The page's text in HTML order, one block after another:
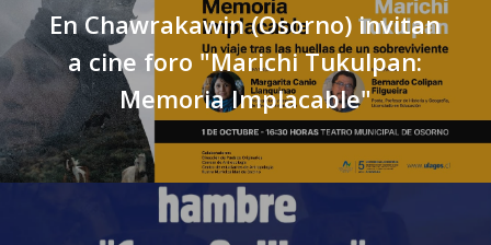
En Chawrakawin (Osorno) invitan
a cine foro "Marichi Tukulpan:
Memoria Implacable"